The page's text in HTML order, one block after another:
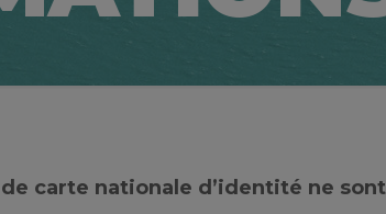
carte nationale d’identité ne